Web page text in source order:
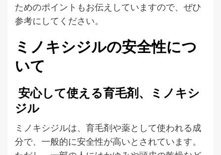
ためのポイントもお伝えしていますので、ぜひ
参考にしてください。
ミノキシジルの安全性につ
いて
安心して使える育毛剤、ミノキシ
ジル
ミノキシジルは、育毛剤や薬として使われる成
分で、一般的に安全性が高いとされています。